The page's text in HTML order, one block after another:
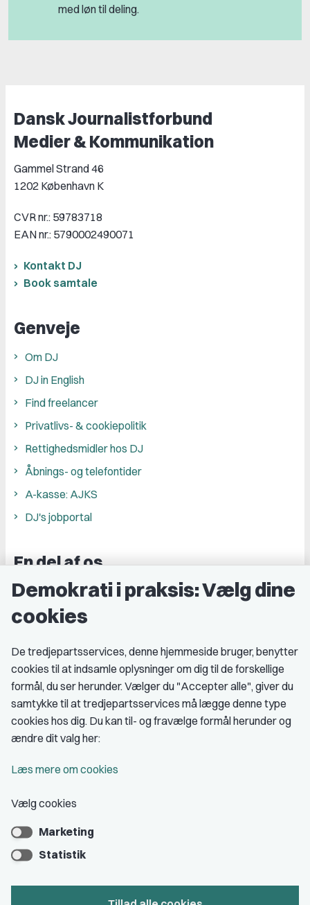
med løn til deling.
Dansk Journalistforbund
Medier & Kommunikation
Gammel Strand 46
1202 København K
CVR nr.: 59783718
EAN nr.: 5790002490071
Kontakt DJ
Book samtale
Genveje
Om DJ
DJ in English
Find freelancer
Privatlivs- & cookiepolitik
Rettighedsmidler hos DJ
Åbnings- og telefontider
A-kasse: AJKS
DJ's jobportal
En del af os
Grupper og kredse
Studenterorganisationer
Medlemskab
Fordele som medlem
Kontingent
Bliv medlem
Demokrati i praksis: Vælg dine
cookies
De tredjepartsservices, denne hjemmeside bruger, benytter
cookies til at indsamle oplysninger om dig til de forskellige
formål, du ser herunder. Vælger du "Accepter alle", giver du
samtykke til at tredjepartsservices må lægge denne type
cookies hos dig. Du kan til- og fravælge formål herunder og
ændre dit valg her:
Læs mere om cookies
Vælg cookies
Marketing
Statistik